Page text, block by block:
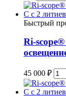
Быстрый
Ri-
45 000 ₽